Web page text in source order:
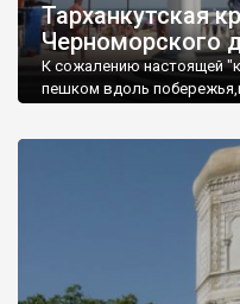
Тарханкутская
Черноморского
К сожалению настоящей
пешком вдоль